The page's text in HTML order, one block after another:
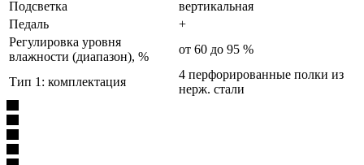
Подсветка
вертикальная
Педаль
+
Регулировка уровня
влажности (диапазон), %
от 60 до 95 %
Тип 1: комплектация
4 перфорированные полки из
нерж. стали